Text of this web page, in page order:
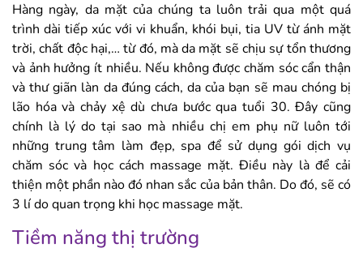
Hàng ngày, da mặt của chúng ta luôn trải qua một quá
trình dài tiếp xúc với vi khuẩn, khói bụi, tia UV từ ánh mặt
trời, chất độc hại,… từ đó, mà da mặt sẽ chịu sự tổn thương
và ảnh hưởng ít nhiều. Nếu không được chăm sóc cẩn thận
và thư giãn làn da đúng cách, da của bạn sẽ mau chóng bị
lão hóa và chảy xệ dù chưa bước qua tuổi 30. Đây cũng
chính là lý do tại sao mà nhiều chị em phụ nữ luôn tới
những trung tâm làm đẹp, spa để sử dụng gói dịch vụ
chăm sóc và học cách massage mặt. Điều này là để cải
thiện một phần nào đó nhan sắc của bản thân. Do đó, sẽ có
3 lí do quan trọng khi học massage mặt.
Tiềm năng thị trường